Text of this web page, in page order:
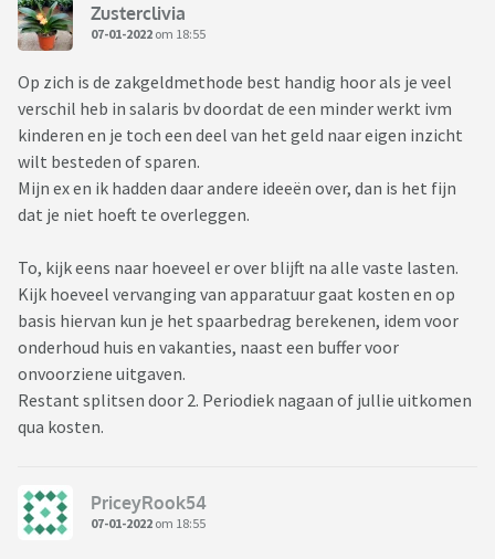
Zusterclivia
07-01-2022 om 18:55
Op zich is de zakgeldmethode best handig hoor als je veel
verschil heb in salaris bv doordat de een minder werkt ivm
kinderen en je toch een deel van het geld naar eigen inzicht
wilt besteden of sparen.
Mijn ex en ik hadden daar andere ideeën over, dan is het fijn
dat je niet hoeft te overleggen.
To, kijk eens naar hoeveel er over blijft na alle vaste lasten.
Kijk hoeveel vervanging van apparatuur gaat kosten en op
basis hiervan kun je het spaarbedrag berekenen, idem voor
onderhoud huis en vakanties, naast een buffer voor
onvoorziene uitgaven.
Restant splitsen door 2. Periodiek nagaan of jullie uitkomen
qua kosten.
PriceyRook54
07-01-2022 om 18:55